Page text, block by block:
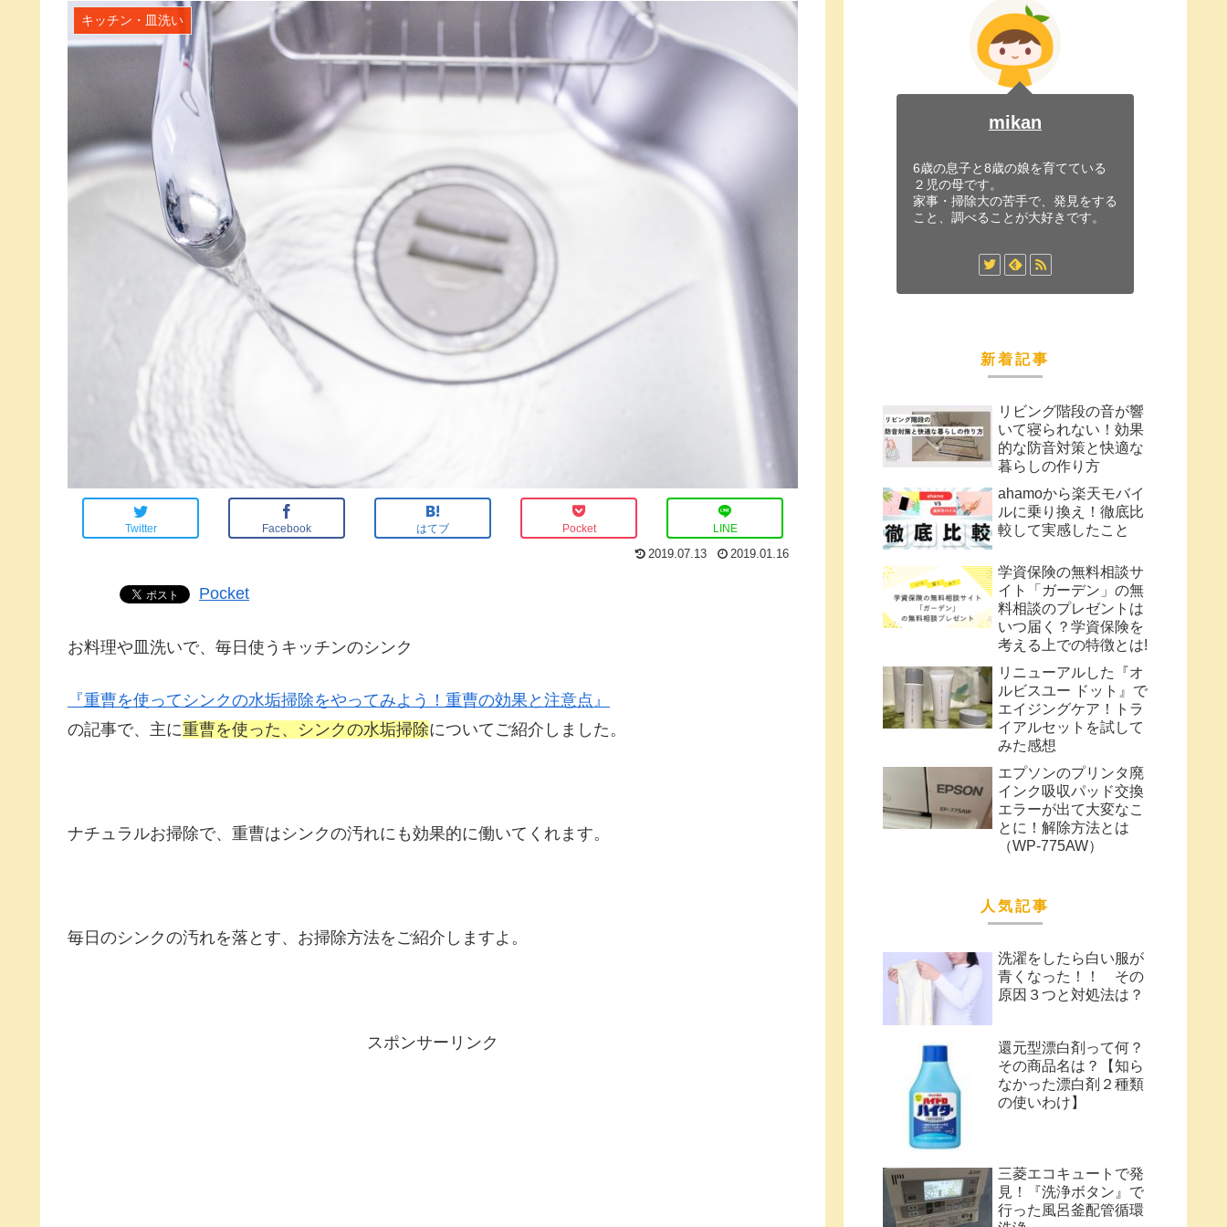
キッチン・皿洗い
Twitter Facebook はてブ Pocket LINE
2019.07.13 2019.01.16
Pocket
お料理や皿洗いで、毎日使うキッチンのシンク
『重曹を使ってシンクの水垢掃除をやってみよう！重曹の効果と注意点』
の記事で、主に重曹を使った、シンクの水垢掃除についてご紹介しました。
ナチュラルお掃除で、重曹はシンクの汚れにも効果的に働いてくれます。
毎日のシンクの汚れを落とす、お掃除方法をご紹介しますよ。
スポンサーリンク
mikan
6歳の息子と8歳の娘を育てている
２児の母です。
家事・掃除大の苦手で、発見をする
こと、調べることが大好きです。
新着記事
リビング階段の音が響
いて寝られない！効果
的な防音対策と快適な
暮らしの作り方
ahamoから楽天モバイ
ルに乗り換え！徹底比
較して実感したこと
学資保険の無料相談サ
イト「ガーデン」の無
料相談のプレゼントは
いつ届く？学資保険を
考える上での特徴とは!
リニューアルした『オ
ルビスユー ドット』で
エイジングケア！トラ
イアルセットを試して
みた感想
エプソンのプリンタ廃
インク吸収パッド交換
エラーが出て大変なこ
とに！解除方法とは
（WP-775AW）
人気記事
洗濯をしたら白い服が
青くなった！！ その
原因３つと対処法は？
還元型漂白剤って何？
その商品名は？【知ら
なかった漂白剤２種類
の使いわけ】
三菱エコキュートで発
見！『洗浄ボタン』で
行った風呂釜配管循環